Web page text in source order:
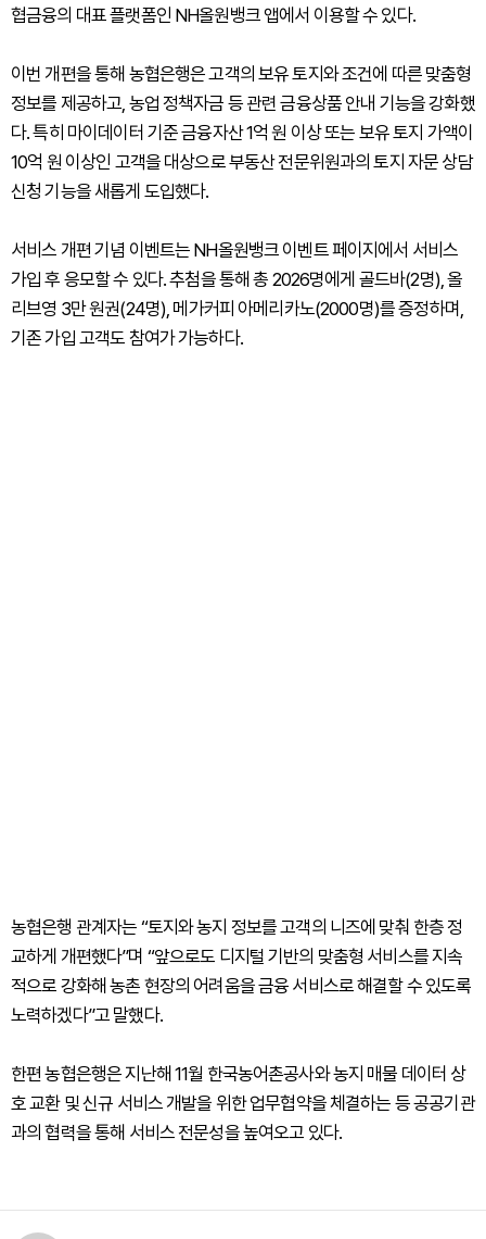
협금융의 대표 플랫폼인 NH올원뱅크 앱에서 이용할 수 있다.
이번 개편을 통해 농협은행은 고객의 보유 토지와 조건에 따른 맞춤형
정보를 제공하고, 농업 정책자금 등 관련 금융상품 안내 기능을 강화했
다. 특히 마이데이터 기준 금융자산 1억 원 이상 또는 보유 토지 가액이
10억 원 이상인 고객을 대상으로 부동산 전문위원과의 토지 자문 상담
신청 기능을 새롭게 도입했다.
서비스 개편 기념 이벤트는 NH올원뱅크 이벤트 페이지에서 서비스
가입 후 응모할 수 있다. 추첨을 통해 총 2026명에게 골드바(2명), 올
리브영 3만 원권(24명), 메가커피 아메리카노(2000명)를 증정하며,
기존 가입 고객도 참여가 가능하다.
농협은행 관계자는 “토지와 농지 정보를 고객의 니즈에 맞춰 한층 정
교하게 개편했다”며 “앞으로도 디지털 기반의 맞춤형 서비스를 지속
적으로 강화해 농촌 현장의 어려움을 금융 서비스로 해결할 수 있도록
노력하겠다”고 말했다.
한편 농협은행은 지난해 11월 한국농어촌공사와 농지 매물 데이터 상
호 교환 및 신규 서비스 개발을 위한 업무협약을 체결하는 등 공공기관
과의 협력을 통해 서비스 전문성을 높여오고 있다.